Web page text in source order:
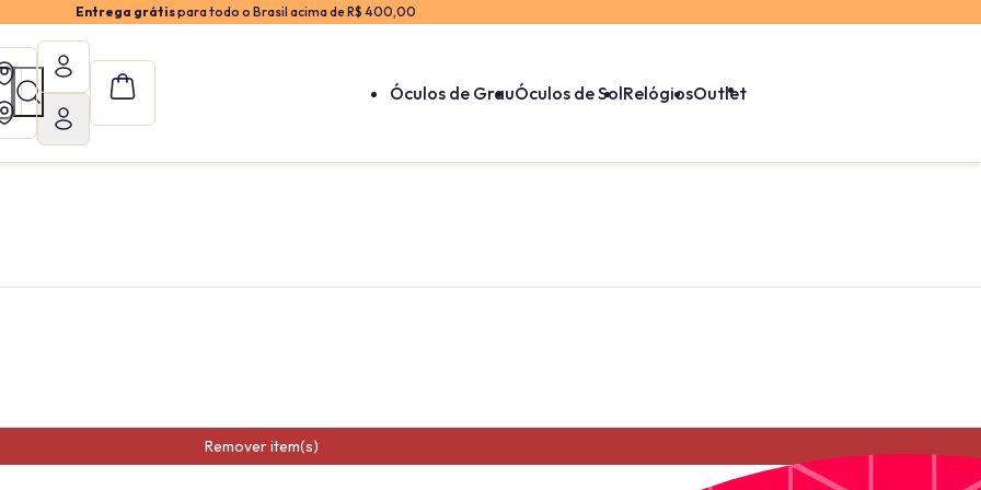
Entrega grátispara todo o Brasil acima de R$ 400,00
Óculos de GrauÓculos de SolRelógiosOutlet
Remover item(s)